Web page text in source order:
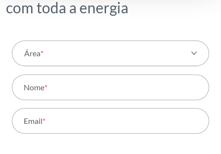
com toda a energia
Área*
Atividade
Institucional
Nome*
Email*